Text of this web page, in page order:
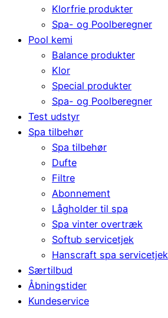
Klorfrie produkter
Spa- og Poolberegner
Pool kemi
Balance produkter
Klor
Special produkter
Spa- og Poolberegner
Test udstyr
Spa tilbehør
Spa tilbehør
Dufte
Filtre
Abonnement
Lågholder til spa
Spa vinter overtræk
Softub servicetjek
Hanscraft spa servicetjek
Særtilbud
Åbningstider
Kundeservice